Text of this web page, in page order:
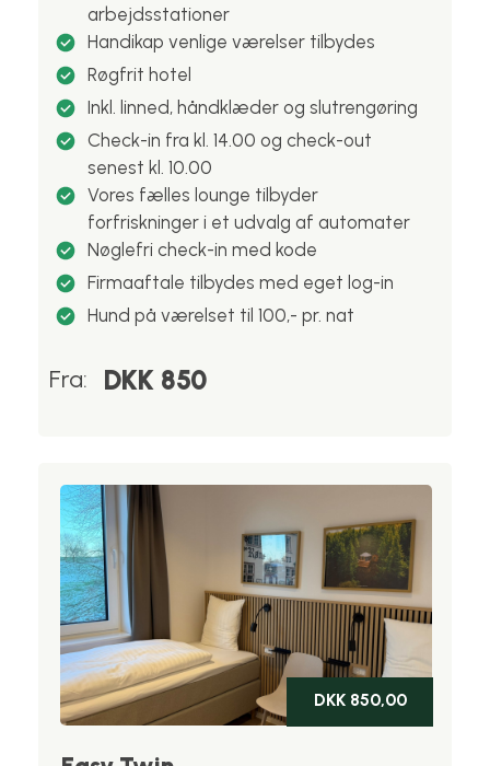
arbejdsstationer
Handikap venlige værelser tilbydes
Røgfrit hotel
Inkl. linned, håndklæder og slutrengøring
Check-in fra kl. 14.00 og check-out
senest kl. 10.00
Vores fælles lounge tilbyder
forfriskninger i et udvalg af automater
Nøglefri check-in med kode
Firmaaftale tilbydes med eget log-in
Hund på værelset til 100,- pr. nat
Fra: DKK 850
DKK 850,00